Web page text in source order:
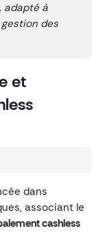
adapté à
des
et
dans
associant le
cashless